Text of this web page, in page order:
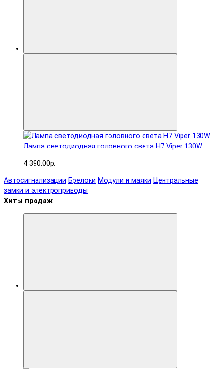
Лампа светодиодная головного света H7 Viper 130W
4 390.00р.
Автосигнализации Брелоки Модули и маяки Центральные
замки и электроприводы
Хиты продаж